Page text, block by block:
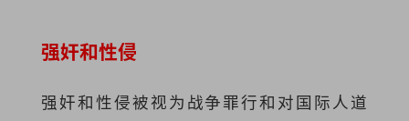
强奸和性侵
强奸和性侵被视为战争罪行和对国际人道